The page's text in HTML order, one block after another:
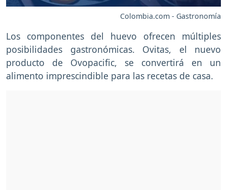
Colombia.com - Gastronomía
Los componentes del huevo ofrecen múltiples
posibilidades gastronómicas. Ovitas, el nuevo
producto de Ovopacific, se convertirá en un
alimento imprescindible para las recetas de casa.